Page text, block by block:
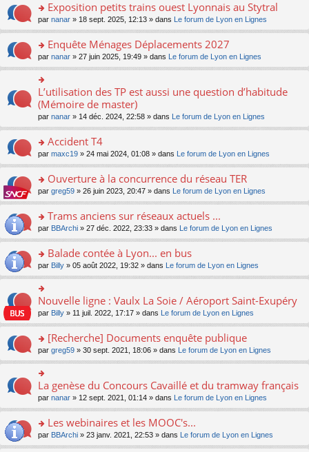
ult
er
le
m
e
s
g
e
n
o
lu
le
pl
u
s
e
nt
o
n
ult
er
le
m
s
a
e
n
o
lu
le
pl
u
s
e
nt
Exposition petits trains ouest Lyonnais au Stytral
par nanar » 18 sept. 2025, 12:13 » dans Le forum de Lyon en Lignes
o
n
s
ult
er
le
m
e
s
a
e
n
o
lu
le
pl
u
s
c
nt
Enquête Ménages Déplacements 2027
par nanar » 27 juin 2025, 19:49 » dans Le forum de Lyon en Lignes
n
s
ult
er
le
m
e
s
a
g
e
n
lu
le
pl
u
s
c
e
nt
L’utilisation des TP est aussi une question d’habitude
(Mémoire de master)
par nanar » 14 déc. 2024, 22:58 » dans Le forum de Lyon en Lignes
o
n
ult
er
le
m
e
a
g
e
n
o
lu
pl
u
s
ré
c
e
nt
Accident T4
par maxc19 » 24 mai 2024, 01:08 » dans Le forum de Lyon en Lignes
o
n
ult
er
le
m
e
s
g
e
n
o
lu
pl
u
s
ré
e
nt
Ouverture à la concurrence du réseau TER
par greg59 » 26 juin 2023, 20:47 » dans Le forum de Lyon en Lignes
o
n
ult
er
le
m
e
s
g
e
n
o
n
le
u
s
ré
Trams anciens sur réseaux actuels ...
par BBArchi » 27 déc. 2022, 23:33 » dans Le forum de Lyon en Lignes
o
n
s
ult
er
le
m
e
s
a
e
n
o
n
le
Balade contée à Lyon... en bus
par Billy » 05 août 2022, 19:32 » dans Le forum de Lyon en Lignes
o
n
er
le
m
e
s
a
g
e
n
o
Nouvelle ligne : Vaulx La Soie / Aéroport Saint-Exupéry
par Billy » 11 juil. 2022, 17:17 » dans Le forum de Lyon en Lignes
o
n
s
ult
er
le
m
e
s
[Recherche] Documents enquête publique
par greg59 » 30 sept. 2021, 18:06 » dans Le forum de Lyon en Lignes
n
er
le
m
La genèse du Concours Cavaillé et du tramway français
par nanar » 12 sept. 2021, 01:14 » dans Le forum de Lyon en Lignes
o
n
Les webinaires et les MOOC's...
par BBArchi » 23 janv. 2021, 22:53 » dans Le forum de Lyon en Lignes